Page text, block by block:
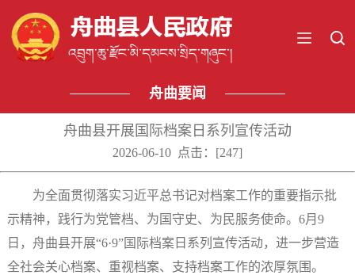
舟曲要闻
舟曲县开展国际档案日系列宣传活动
2026-06-10 点击：[247]
为全面贯彻落实习近平总书记对档案工作的重要指示批
示精神，践行为党管档、为国守史、为民服务使命。6月9
日，舟曲县开展“6·9”国际档案日系列宣传活动，进一步营造
全社会关心档案、重视档案、支持档案工作的浓厚氛围。